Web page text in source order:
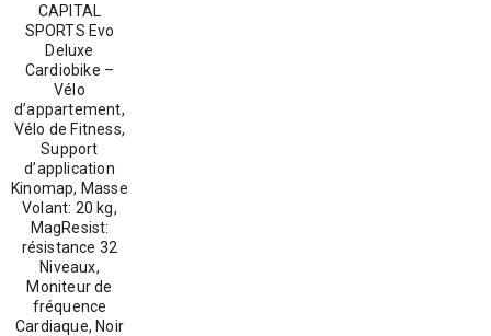
CAPITAL
SPORTS Evo
Deluxe
Cardiobike –
Vélo
d’appartement,
Vélo de Fitness,
Support
d’application
Kinomap, Masse
Volant: 20 kg,
MagResist:
résistance 32
Niveaux,
Moniteur de
fréquence
Cardiaque, Noir